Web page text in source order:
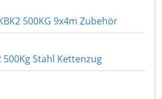
500KG 9x4m Zubehör
500Kg Stahl Kettenzug